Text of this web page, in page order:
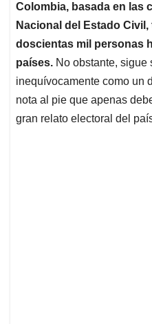
Colombia, basada en las
Nacional del Estado
doscientas mil personas
países. No obstante, sigue
inequívocamente como un
nota al pie que apenas
gran relato electoral del